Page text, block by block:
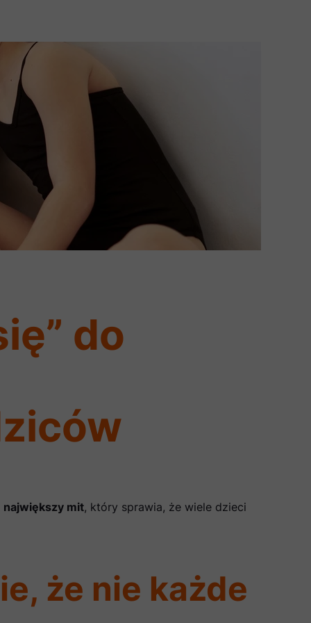
do
największy mit, który sprawia, że wiele dzieci
że nie każde